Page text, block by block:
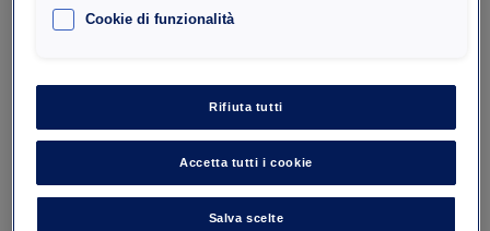
Numero di posti : 444
Vai subito
Cookie di funzionalità
Rifiuta tutti
Accetta tutti i cookie
Salva scelte